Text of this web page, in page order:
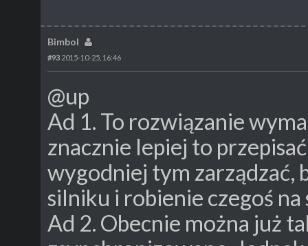
Bimbol
#93 2015-10-25, 16:46
@up
Ad 1. To rozwiązanie
znacznie lepiej to
wygodniej tym zarządzać,
silniku i robienie czegoś na
Ad 2. Obecnie można już